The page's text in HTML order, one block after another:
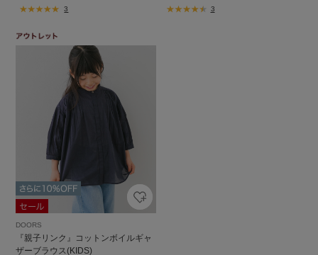
3 3
DOORS
『親子リンク』コットンボイルギャ
ザーブラウス(KIDS)